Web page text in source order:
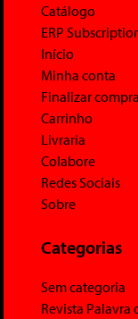
Catálogo
ERP
Início
Minha conta
Finalizar compra
Carrinho
Livraria
Colabore
Redes Sociais
Sobre
Categorias
Sem categoria
Revista Palavra